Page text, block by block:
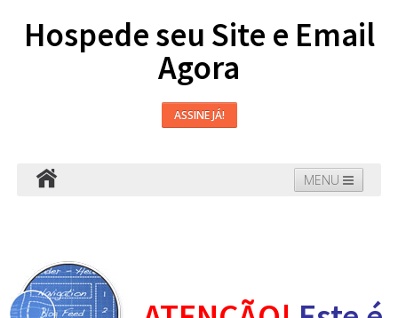
Hospede seu Site e Email
Agora
ASSINE JÁ!
MENU